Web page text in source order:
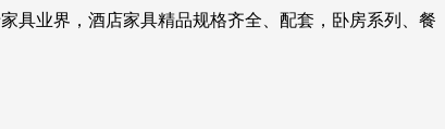
具业界，酒店家具精品规格齐全、配套，卧房系列、餐